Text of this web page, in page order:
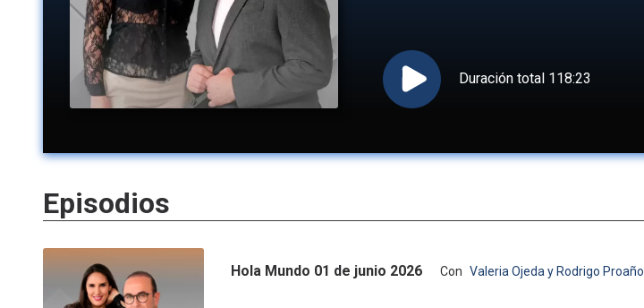
Duración total 118:23
Episodios
Hola Mundo 01 de junio 2026 Con Valeria Ojeda y Rodrigo Proaño